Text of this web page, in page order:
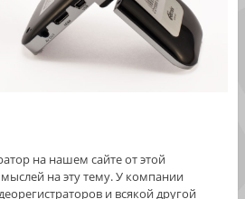
на нашем сайте от этой
на эту тему. У компании
и всякой другой